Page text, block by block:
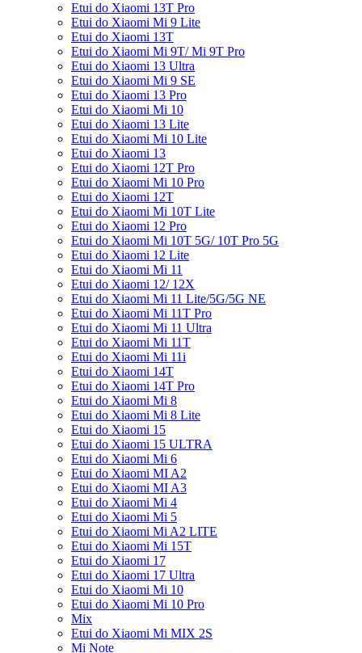
Etui do Xiaomi 13T Pro
Etui do Xiaomi Mi 9 Lite
Etui do Xiaomi 13T
Etui do Xiaomi Mi 9T/ Mi 9T Pro
Etui do Xiaomi 13 Ultra
Etui do Xiaomi Mi 9 SE
Etui do Xiaomi 13 Pro
Etui do Xiaomi Mi 10
Etui do Xiaomi 13 Lite
Etui do Xiaomi Mi 10 Lite
Etui do Xiaomi 13
Etui do Xiaomi 12T Pro
Etui do Xiaomi Mi 10 Pro
Etui do Xiaomi 12T
Etui do Xiaomi Mi 10T Lite
Etui do Xiaomi 12 Pro
Etui do Xiaomi Mi 10T 5G/ 10T Pro 5G
Etui do Xiaomi 12 Lite
Etui do Xiaomi Mi 11
Etui do Xiaomi 12/ 12X
Etui do Xiaomi Mi 11 Lite/5G/5G NE
Etui do Xiaomi Mi 11T Pro
Etui do Xiaomi Mi 11 Ultra
Etui do Xiaomi Mi 11T
Etui do Xiaomi Mi 11i
Etui do Xiaomi 14T
Etui do Xiaomi 14T Pro
Etui do Xiaomi Mi 8
Etui do Xiaomi Mi 8 Lite
Etui do Xiaomi 15
Etui do Xiaomi 15 ULTRA
Etui do Xiaomi Mi 6
Etui do Xiaomi MI A2
Etui do Xiaomi MI A3
Etui do Xiaomi Mi 4
Etui do Xiaomi Mi 5
Etui do Xiaomi Mi A2 LITE
Etui do Xiaomi Mi 15T
Etui do Xiaomi 17
Etui do Xiaomi 17 Ultra
Etui do Xiaomi Mi 10
Etui do Xiaomi Mi 10 Pro
Mix
Etui do Xiaomi Mi MIX 2S
Mi Note